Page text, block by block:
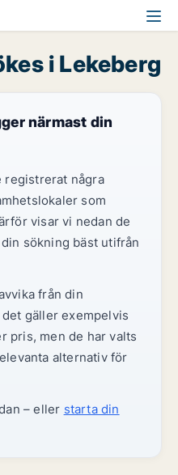
i Lekeberg
närmast din
registrerat några
som
visar vi nedan de
sökning bäst utifrån
från din
gäller exempelvis
pris, men de har valts
alternativ för
– eller starta din